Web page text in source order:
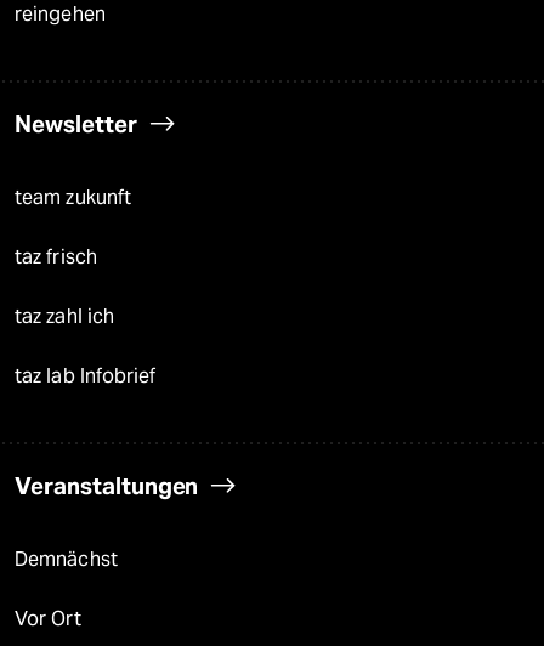
reingehen
Newsletter
team zukunft
taz frisch
taz zahl ich
taz lab Infobrief
Veranstaltungen
Demnächst
Vor Ort